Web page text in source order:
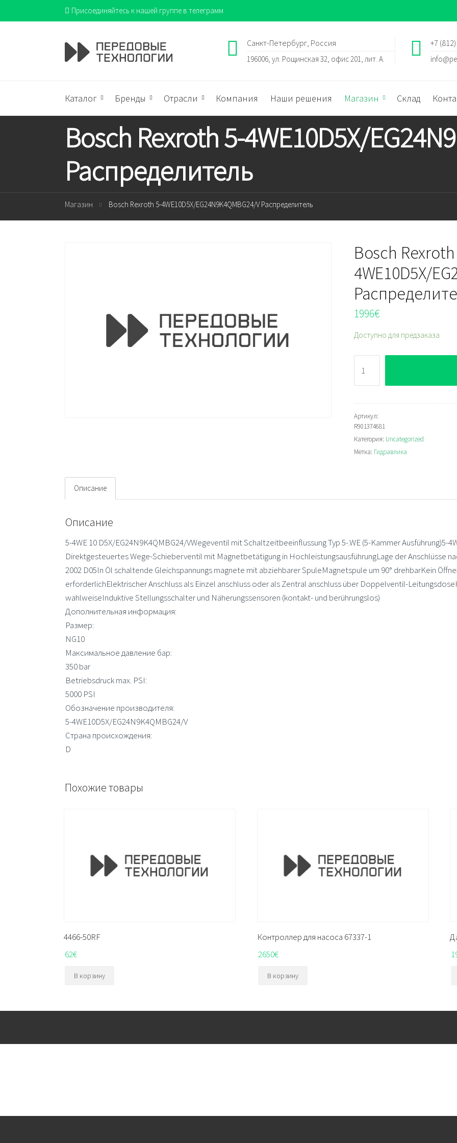
Присоединяйтесь к нашей группе в телеграмм
+7
Санкт-Петербург, Россия
196006, ул. Рощинская 32, офис 201, лит. А.
Каталог Бренды Отрасли Компания Наши решения Магазин Склад
Bosch Rexroth 5-4WE10D5X/
Распределитель
Магазин Bosch Rexroth 5-4WE10D5X/EG24N9K4QMBG24/V Распределитель
Bosch
4WE10D5X/
1996€
Доступно для предзаказа
Bosch
Rexroth
5-
4WE10D5X/
Распределитель
Артикул:
R901374681
Категория: Uncategorized
Метка: Гидравлика
Описание
Описание
5-4WE 10 D5X/EG24N9K4QMBG24/VWegeventil mit Schaltzeitbeeinflussung Typ 5-.WE (5-Kammer Ausführung)5-
Direktgesteuertes Wege-Schieberventil mit Magnetbetätigung in HochleistungsausführungLage der Anschlüsse
2002 D05In Öl schaltende Gleichspannungs magnete mit abziehbarer SpuleMagnetspule um 90° drehbarKein
erforderlichElektrischer Anschluss als Einzel anschluss oder als Zentral anschluss über Doppelventil-
wahlweiseInduktive Stellungsschalter und Näherungssensoren (kontakt- und berührungslos)
Дополнительная информация:
Размер:
NG10
Максимальное давление бар:
350 bar
Betriebsdruck max. PSI:
5000 PSI
Обозначение производителя:
5-4WE10D5X/EG24N9K4QMBG24/V
Страна происхождения:
D
Похожие товары
4466-50RF
62€
В корзину
Контроллер для насоса 67337-1
2650€
В корзину